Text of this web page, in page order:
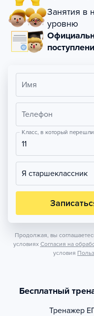
Занятия в
уровню
Имя
Телефон
Класс, в который перешли
11
Я старшеклассник
Продолжая, вы
условиях Согласия на
условия
Бесплатный
Тренажер